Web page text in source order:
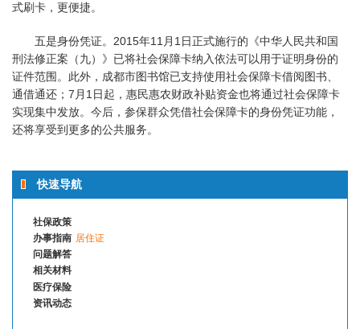
式刷卡，更便捷。
五是身份凭证。2015年11月1日正式施行的《中华人民共和国
刑法修正案（九）》已将社会保障卡纳入依法可以用于证明身份的
证件范围。此外，成都市图书馆已支持使用社会保障卡借阅图书、
通借通还；7月1日起，惠民惠农财政补贴资金也将通过社会保障卡
实现集中发放。今后，参保群众凭借社会保障卡的身份凭证功能，
还将享受到更多的公共服务。
快速导航
社保政策
办事指南 居住证
问题解答
相关材料
医疗保险
资讯动态